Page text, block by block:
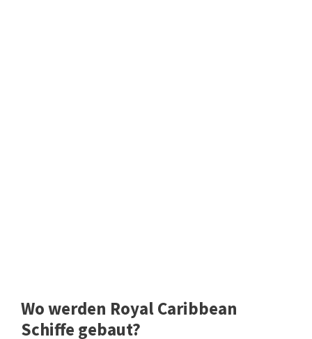
Wo werden Royal Caribbean
Schiffe gebaut?